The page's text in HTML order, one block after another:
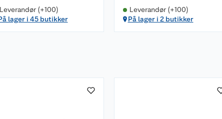
Leverandør (+100)
lager i 45 butikker
Leverandør (+100)
På lager i 2 butikker